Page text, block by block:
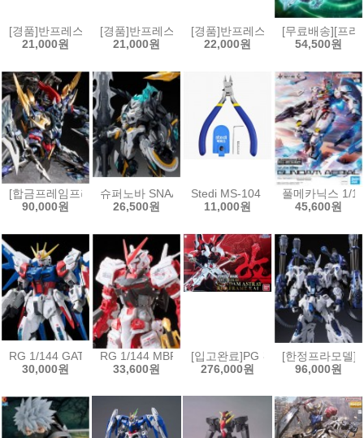
[경품]반프레스토 장송의 프리렌 EFFECTREME 페른
21,000원
[경품]반프레스토 주술회전 MAXIMATIC 피규어 후
21,000원
[경품]반프레스토 그란디스타 도
22,000원
[무료배송][프라
54,500원
[합금프레임프라모델]모터뉴클리어 MNP-XH16A 삼국지 전위
90,000원
슈퍼노바 SNAA 원탁기사단 베디비어
26,500원
Stedi MS-104 보급형 싱글 블레
11,000원
풀메카닉스 1/
45,600원
RG 1/144 GAT-X105B/FP 빌드스트라이크 건담 풀패키지
30,000원
RG 1/144 MBF-P02 건담 아스트레이 레드프레임
33,600원
[입고완료]PG 건담 아스트레이
276,000원
[한정프라모델]
96,000원